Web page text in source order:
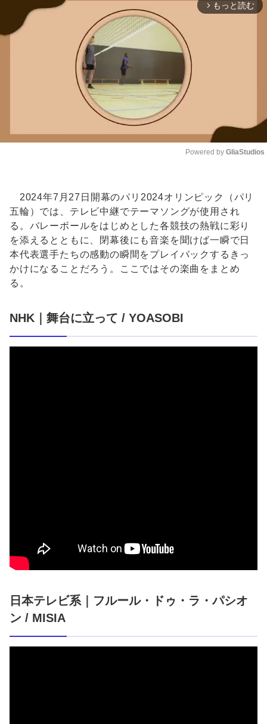
arrow_forward_ios もっと読む
Powered by GliaStudios
2024年7月27日開幕のパリ2024オリンピック（パリ
五輪）では、テレビ中継でテーマソングが使用され
る。バレーボールをはじめとした各競技の熱戦に彩り
を添えるとともに、閉幕後にも音楽を聞けば一瞬で日
本代表選手たちの感動の瞬間をプレイバックするきっ
かけになることだろう。ここではその楽曲をまとめ
る。
NHK｜舞台に立って / YOASOBI
日本テレビ系｜フルール・ドゥ・ラ・パシオ
ン / MISIA